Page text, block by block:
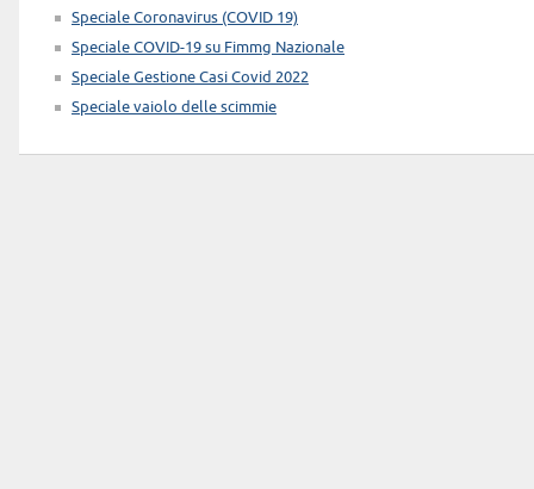
Speciale Coronavirus (COVID 19)
Speciale COVID-19 su Fimmg Nazionale
Speciale Gestione Casi Covid 2022
Speciale vaiolo delle scimmie